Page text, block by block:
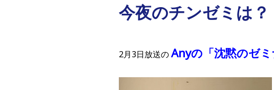
今夜のチンゼミは？
2月3日放送のAnyの「沈黙のゼミ